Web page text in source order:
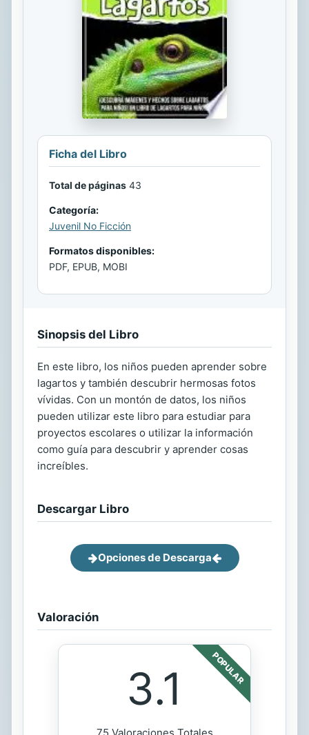
Ficha del Libro
Total de páginas 43
Categoría:
Juvenil No Ficción
Formatos disponibles:
PDF, EPUB, MOBI
Sinopsis del Libro
En este libro, los niños pueden aprender sobre
lagartos y también descubrir hermosas fotos
vívidas. Con un montón de datos, los niños
pueden utilizar este libro para estudiar para
proyectos escolares o utilizar la información
como guía para descubrir y aprender cosas
increíbles.
Descargar Libro
Opciones de Descarga
Valoración
POPULAR
3.1